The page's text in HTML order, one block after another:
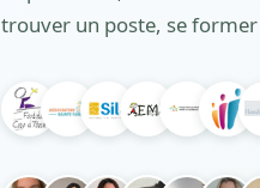
trouver un poste, se